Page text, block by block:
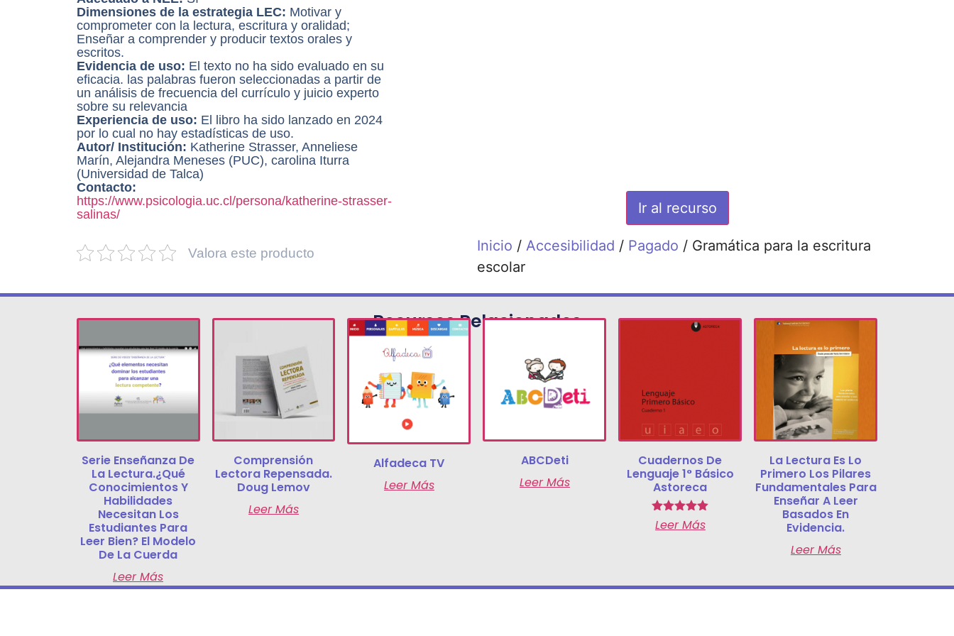
Dimensiones de la estrategia LEC: Motivar y
comprometer con la lectura, escritura y oralidad;
Enseñar a comprender y producir textos orales y
escritos.
Evidencia de uso: El texto no ha sido evaluado en su
eficacia. las palabras fueron seleccionadas a partir de
un análisis de frecuencia del currículo y juicio experto
sobre su relevancia
Experiencia de uso: El libro ha sido lanzado en 2024
por lo cual no hay estadísticas de uso.
Autor/ Institución: Katherine Strasser, Anneliese
Marín, Alejandra Meneses (PUC), carolina Iturra
(Universidad de Talca)
Contacto:
https://www.psicologia.uc.cl/persona/katherine-strasser-
salinas/
Valora este producto
Ir al recurso
Inicio / Accesibilidad / Pagado / Gramática para la escritura
escolar
Recursos Relacionados
Serie Enseñanza De
La Lectura.¿Qué
Conocimientos Y
Habilidades
Necesitan Los
Estudiantes Para
Leer Bien? El Modelo
De La Cuerda
Leer Más
Comprensión
Lectora Repensada.
Doug Lemov
Leer Más
Alfadeca TV
Leer Más
ABCDeti
Leer Más
Cuadernos De
Lenguaje 1° Básico
Astoreca
Valorado
con
Leer Más
La Lectura Es Lo
Primero Los Pilares
Fundamentales Para
Enseñar A Leer
Basados En
Evidencia.
Leer Más